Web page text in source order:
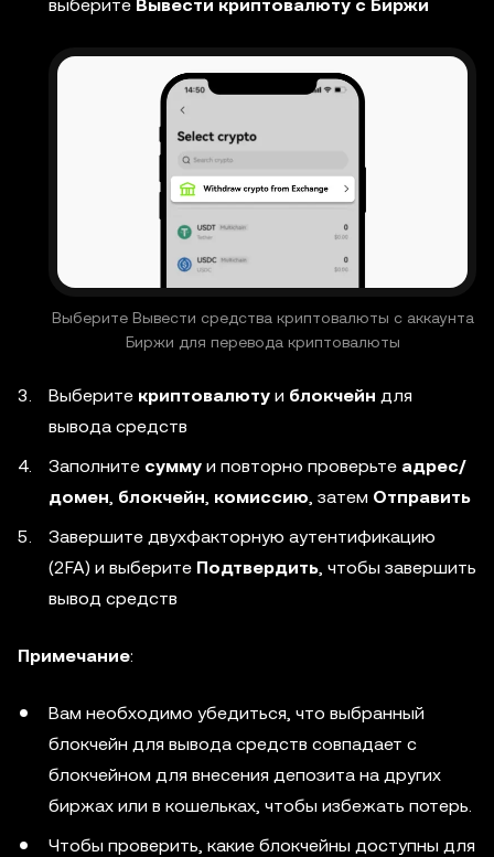
выберите Вывести криптовалюту с Биржи
Выберите Вывести средства криптовалюты с аккаунта
Биржи для перевода криптовалюты
Выберите криптовалюту и блокчейн для
вывода средств
Заполните сумму и повторно проверьте адрес/
домен блокчейн комиссию , затем Отправить
Завершите двухфакторную аутентификацию
(2FA) и выберите Подтвердить , чтобы завершить
вывод средств
Примечание:
Вам необходимо убедиться, что выбранный
блокчейн для вывода средств совпадает с
блокчейном для внесения депозита на других
биржах или в кошельках, чтобы избежать потерь.
Чтобы проверить, какие блокчейны доступны для